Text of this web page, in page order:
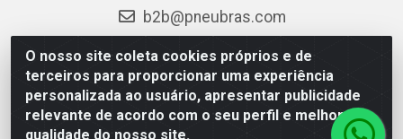
O nosso site coleta cookies próprios e de
terceiros para proporcionar uma experiência
personalizada ao usuário, apresentar publicidade
relevante de acordo com o seu perfil e melhorar a
qualidade do nosso site.
b2b@pneubras.com
Instagram
Facebook
Privacidade e Dados (DPO):